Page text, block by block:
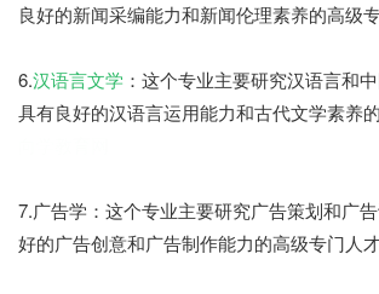
良好的新闻采编能力和新闻伦理素养的高级专
6.汉语言文学 ：这个专业主要研究汉语言和
具有良好的汉语言运用能力和古代文学素养
7.广告学：这个专业主要研究广告策划和广
好的广告创意和广告制作能力的高级专门人才